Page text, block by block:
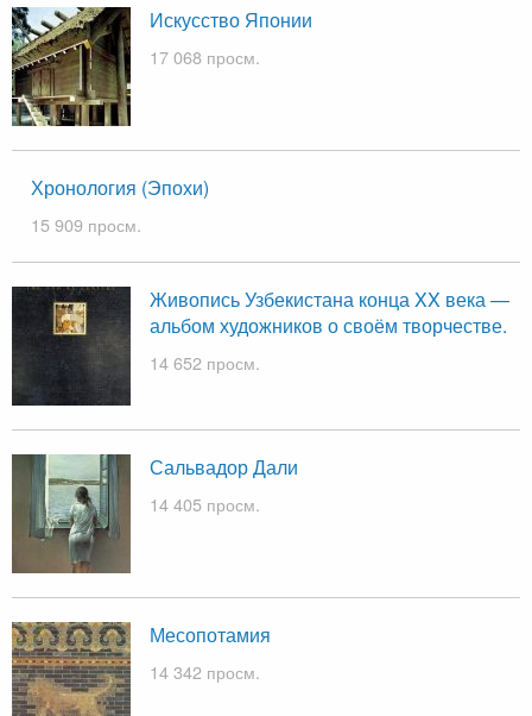
Искусство Японии
17 068 просм.
Хронология (Эпохи)
15 909 просм.
Живопись Узбекистана конца XX века —
альбом художников о своём творчестве.
14 652 просм.
Сальвадор Дали
14 405 просм.
Месопотамия
14 342 просм.